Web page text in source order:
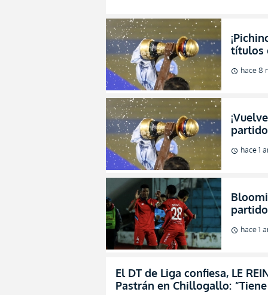
títulos
schedule hace 8
schedule hace 1
schedule hace 1
El DT de Liga confiesa, LE
Pastrán en Chillogallo: